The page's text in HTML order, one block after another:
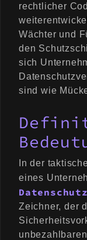
rechtlicher
Wächter und
den
sich
sind wie
In der
eines
Zeichner, der